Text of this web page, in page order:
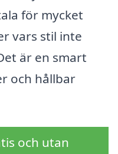
för mycket
vars stil inte
är en smart
och hållbar
och utan